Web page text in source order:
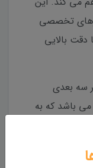
تخصصی
بالایی
سه بعدی
SatLab SL9، وجود دوربین داخلی HD می باشد که به
خیلی